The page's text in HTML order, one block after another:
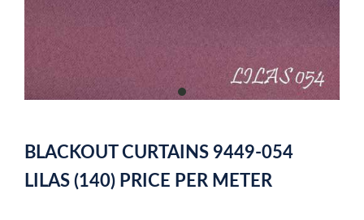
item
of
1
BLACKOUT CURTAINS 9449-054
LILAS (140) PRICE PER METER